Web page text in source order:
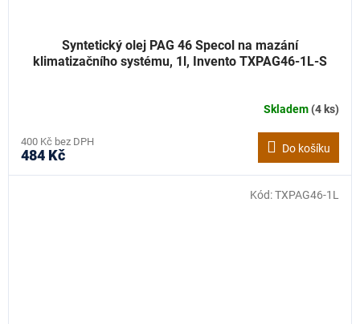
Syntetický olej PAG 46 Specol na mazání
klimatizačního systému, 1l, Invento TXPAG46-1L-S
Skladem(4 ks)
400 Kč bez DPH
484 Kč Do košíku
Kód:TXPAG46-1L